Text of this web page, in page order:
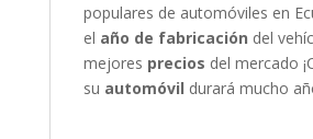
populares de automóviles en
el año de fabricación del
mejores precios del mercado
su automóvil durará mucho